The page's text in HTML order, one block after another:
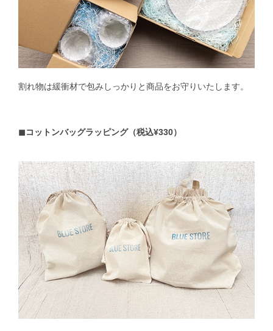
割れ物は緩衝材で包みしっかりと商品をお守りいたします。
◼︎コットンバッグラッピング（税込¥330）